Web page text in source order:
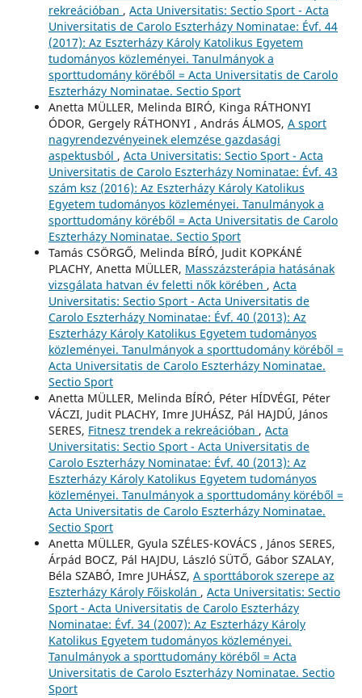
rekreációban , Acta Universitatis: Sectio Sport - Acta
Universitatis de Carolo Eszterházy Nominatae: Évf. 44
(2017): Az Eszterházy Károly Katolikus Egyetem
tudományos közleményei. Tanulmányok a
sporttudomány köréből = Acta Universitatis de Carolo
Eszterházy Nominatae. Sectio Sport
Anetta MÜLLER, Melinda BIRÓ, Kinga RÁTHONYI
ÓDOR, Gergely RÁTHONYI , András ÁLMOS, A sport
nagyrendezvényeinek elemzése gazdasági
aspektusból , Acta Universitatis: Sectio Sport - Acta
Universitatis de Carolo Eszterházy Nominatae: Évf. 43
szám ksz (2016): Az Eszterházy Károly Katolikus
Egyetem tudományos közleményei. Tanulmányok a
sporttudomány köréből = Acta Universitatis de Carolo
Eszterházy Nominatae. Sectio Sport
Tamás CSÖRGŐ, Melinda BÍRÓ, Judit KOPKÁNÉ
PLACHY, Anetta MÜLLER, Masszázsterápia hatásának
vizsgálata hatvan év feletti nők körében , Acta
Universitatis: Sectio Sport - Acta Universitatis de
Carolo Eszterházy Nominatae: Évf. 40 (2013): Az
Eszterházy Károly Katolikus Egyetem tudományos
közleményei. Tanulmányok a sporttudomány köréből =
Acta Universitatis de Carolo Eszterházy Nominatae.
Sectio Sport
Anetta MÜLLER, Melinda BÍRÓ, Péter HÍDVÉGI, Péter
VÁCZI, Judit PLACHY, Imre JUHÁSZ, Pál HAJDÚ, János
SERES, Fitnesz trendek a rekreációban , Acta
Universitatis: Sectio Sport - Acta Universitatis de
Carolo Eszterházy Nominatae: Évf. 40 (2013): Az
Eszterházy Károly Katolikus Egyetem tudományos
közleményei. Tanulmányok a sporttudomány köréből =
Acta Universitatis de Carolo Eszterházy Nominatae.
Sectio Sport
Anetta MÜLLER, Gyula SZÉLES-KOVÁCS , János SERES,
Árpád BOCZ, Pál HAJDU, László SÜTŐ, Gábor SZALAY,
Béla SZABÓ, Imre JUHÁSZ, A sporttáborok szerepe az
Eszterházy Károly Főiskolán , Acta Universitatis: Sectio
Sport - Acta Universitatis de Carolo Eszterházy
Nominatae: Évf. 34 (2007): Az Eszterházy Károly
Katolikus Egyetem tudományos közleményei.
Tanulmányok a sporttudomány köréből = Acta
Universitatis de Carolo Eszterházy Nominatae. Sectio
Sport